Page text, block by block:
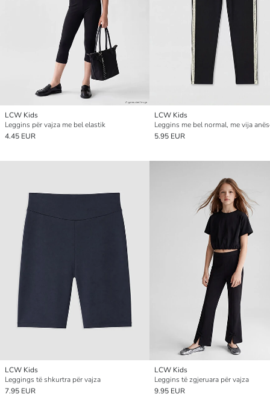
LCW Kids
Leggins për vajza me bel elastik
4.45 EUR
LCW Kids
5.95 EUR
LCW Kids
Leggings të shkurtra për vajza
7.95 EUR
LCW Kids
Leggins të zgjeruara për vajza
9.95 EUR